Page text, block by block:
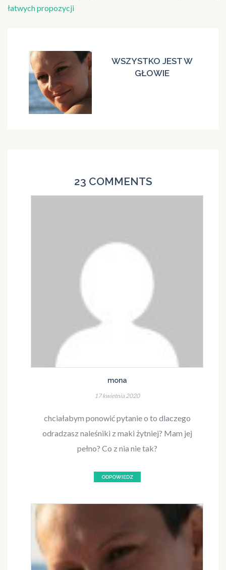
łatwych propozycji
WSZYSTKO JEST W
GŁOWIE
23 COMMENTS
mona
17 kwietnia 2020
chciałabym ponowić pytanie o to dlaczego
odradzasz naleśniki z maki żytniej? Mam jej
pełno? Co z nia nie tak?
ODPOWIEDZ